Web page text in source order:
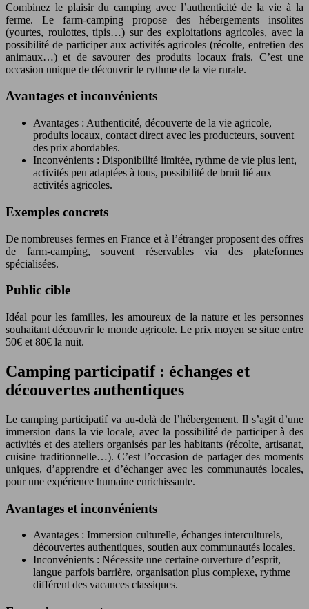
Combinez le plaisir du camping avec l’authenticité de la vie à la
ferme. Le farm-camping propose des hébergements insolites
(yourtes, roulottes, tipis…) sur des exploitations agricoles, avec la
possibilité de participer aux activités agricoles (récolte, entretien des
animaux…) et de savourer des produits locaux frais. C’est une
occasion unique de découvrir le rythme de la vie rurale.
Avantages et inconvénients
Avantages : Authenticité, découverte de la vie agricole,
produits locaux, contact direct avec les producteurs, souvent
des prix abordables.
Inconvénients : Disponibilité limitée, rythme de vie plus lent,
activités peu adaptées à tous, possibilité de bruit lié aux
activités agricoles.
Exemples concrets
De nombreuses fermes en France et à l’étranger proposent des offres
de farm-camping, souvent réservables via des plateformes
spécialisées.
Public cible
Idéal pour les familles, les amoureux de la nature et les personnes
souhaitant découvrir le monde agricole. Le prix moyen se situe entre
50€ et 80€ la nuit.
Camping participatif : échanges et
découvertes authentiques
Le camping participatif va au-delà de l’hébergement. Il s’agit d’une
immersion dans la vie locale, avec la possibilité de participer à des
activités et des ateliers organisés par les habitants (récolte, artisanat,
cuisine traditionnelle…). C’est l’occasion de partager des moments
uniques, d’apprendre et d’échanger avec les communautés locales,
pour une expérience humaine enrichissante.
Avantages et inconvénients
Avantages : Immersion culturelle, échanges interculturels,
découvertes authentiques, soutien aux communautés locales.
Inconvénients : Nécessite une certaine ouverture d’esprit,
langue parfois barrière, organisation plus complexe, rythme
différent des vacances classiques.